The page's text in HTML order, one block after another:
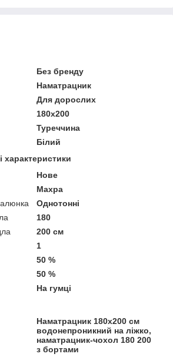
Без бренду
Наматрацник
Для дорослих
180x200
Туреччина
Білий
характеристики
Нове
Махра
Однотонні
180
200 см
1
50 %
50 %
На гумці
Наматрацник 180х200 см
водонепроникний на ліжко,
наматрацник-чохол 180 200
з бортами